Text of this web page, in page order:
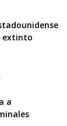
extinto
a